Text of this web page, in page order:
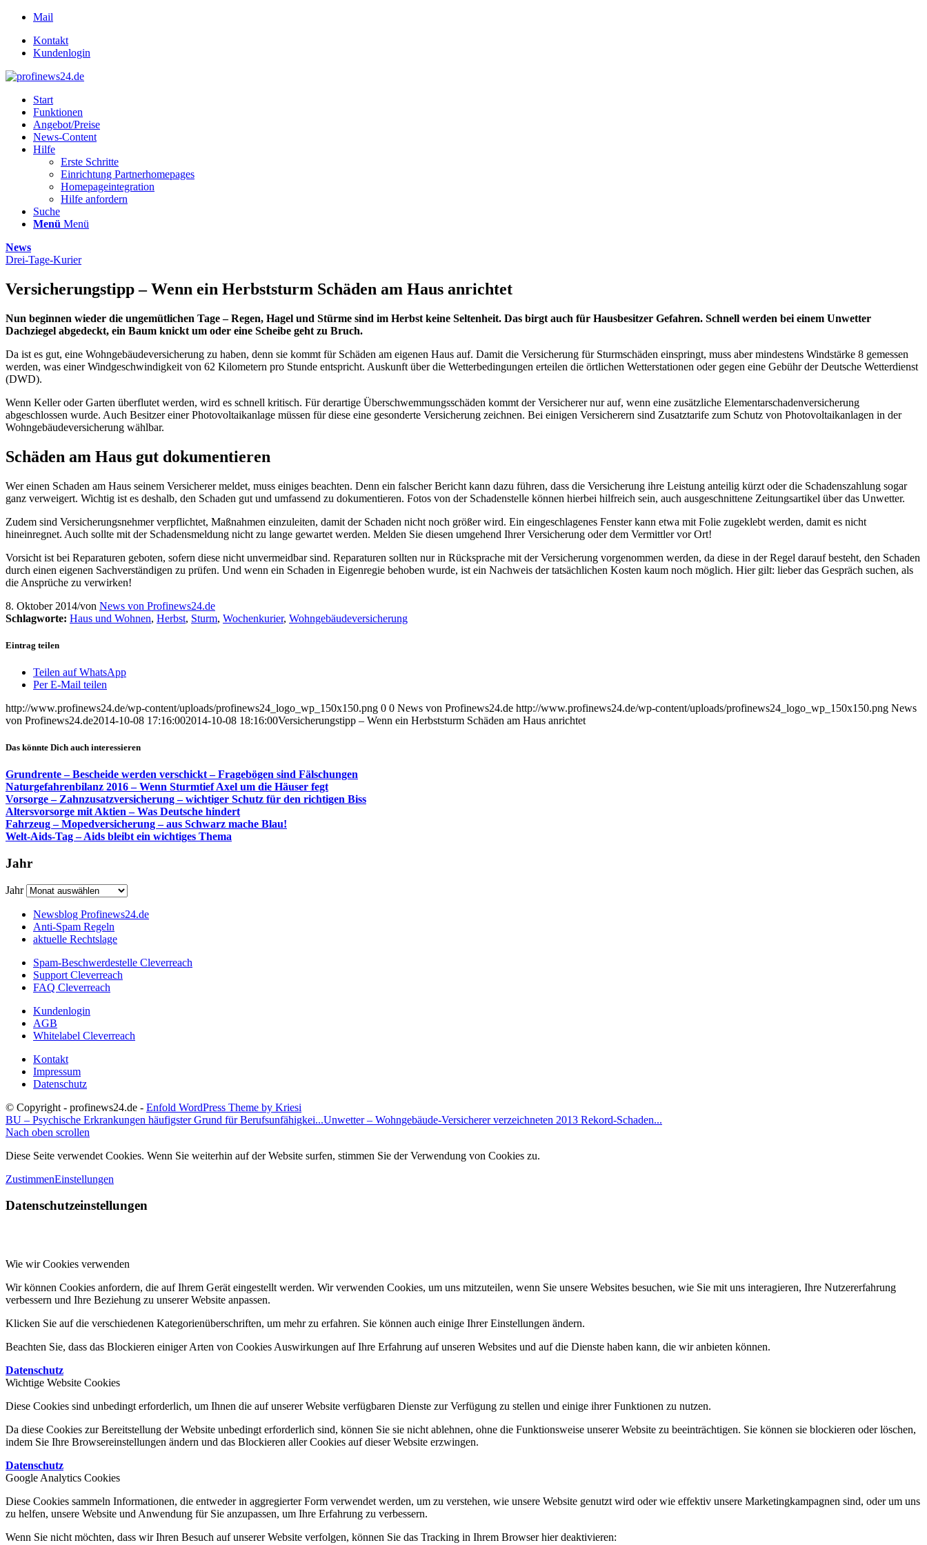
Mail
Kontakt
Kundenlogin
Start
Funktionen
Angebot/Preise
News-Content
Hilfe
Erste Schritte
Einrichtung Partnerhomepages
Homepageintegration
Hilfe anfordern
Suche
Menü Menü
News
Drei-Tage-Kurier
Versicherungstipp – Wenn ein Herbststurm Schäden am Haus anrichtet
Nun beginnen wieder die ungemütlichen Tage – Regen, Hagel und Stürme sind im Herbst keine Seltenheit. Das birgt auch für Hausbesitzer Gefahren. Schnell werden bei einem Unwetter
Dachziegel abgedeckt, ein Baum knickt um oder eine Scheibe geht zu Bruch.
Da ist es gut, eine Wohngebäudeversicherung zu haben, denn sie kommt für Schäden am eigenen Haus auf. Damit die Versicherung für Sturmschäden einspringt, muss aber mindestens Windstärke 8 gemessen
werden, was einer Windgeschwindigkeit von 62 Kilometern pro Stunde entspricht. Auskunft über die Wetterbedingungen erteilen die örtlichen Wetterstationen oder gegen eine Gebühr der Deutsche Wetterdienst
(DWD).
Wenn Keller oder Garten überflutet werden, wird es schnell kritisch. Für derartige Überschwemmungsschäden kommt der Versicherer nur auf, wenn eine zusätzliche Elementarschadenversicherung
abgeschlossen wurde. Auch Besitzer einer Photovoltaikanlage müssen für diese eine gesonderte Versicherung zeichnen. Bei einigen Versicherern sind Zusatztarife zum Schutz von Photovoltaikanlagen in der
Wohngebäudeversicherung wählbar.
Schäden am Haus gut dokumentieren
Wer einen Schaden am Haus seinem Versicherer meldet, muss einiges beachten. Denn ein falscher Bericht kann dazu führen, dass die Versicherung ihre Leistung anteilig kürzt oder die Schadenszahlung sogar
ganz verweigert. Wichtig ist es deshalb, den Schaden gut und umfassend zu dokumentieren. Fotos von der Schadenstelle können hierbei hilfreich sein, auch ausgeschnittene Zeitungsartikel über das Unwetter.
Zudem sind Versicherungsnehmer verpflichtet, Maßnahmen einzuleiten, damit der Schaden nicht noch größer wird. Ein eingeschlagenes Fenster kann etwa mit Folie zugeklebt werden, damit es nicht
hineinregnet. Auch sollte mit der Schadensmeldung nicht zu lange gewartet werden. Melden Sie diesen umgehend Ihrer Versicherung oder dem Vermittler vor Ort!
Vorsicht ist bei Reparaturen geboten, sofern diese nicht unvermeidbar sind. Reparaturen sollten nur in Rücksprache mit der Versicherung vorgenommen werden, da diese in der Regel darauf besteht, den Schaden
durch einen eigenen Sachverständigen zu prüfen. Und wenn ein Schaden in Eigenregie behoben wurde, ist ein Nachweis der tatsächlichen Kosten kaum noch möglich. Hier gilt: lieber das Gespräch suchen, als
die Ansprüche zu verwirken!
8. Oktober 2014/von News von Profinews24.de
Schlagworte: Haus und Wohnen, Herbst, Sturm, Wochenkurier, Wohngebäudeversicherung
Eintrag teilen
Teilen auf WhatsApp
Per E-Mail teilen
http://www.profinews24.de/wp-content/uploads/profinews24_logo_wp_150x150.png 0 0 News von Profinews24.de http://www.profinews24.de/wp-content/uploads/profinews24_logo_wp_150x150.png News
von Profinews24.de2014-10-08 17:16:002014-10-08 18:16:00Versicherungstipp – Wenn ein Herbststurm Schäden am Haus anrichtet
Das könnte Dich auch interessieren
Grundrente – Bescheide werden verschickt – Fragebögen sind Fälschungen
Naturgefahrenbilanz 2016 – Wenn Sturmtief Axel um die Häuser fegt
Vorsorge – Zahnzusatzversicherung – wichtiger Schutz für den richtigen Biss
Altersvorsorge mit Aktien – Was Deutsche hindert
Fahrzeug – Mopedversicherung – aus Schwarz mache Blau!
Welt-Aids-Tag – Aids bleibt ein wichtiges Thema
Jahr
Jahr
Newsblog Profinews24.de
Anti-Spam Regeln
aktuelle Rechtslage
Spam-Beschwerdestelle Cleverreach
Support Cleverreach
FAQ Cleverreach
Kundenlogin
AGB
Whitelabel Cleverreach
Kontakt
Impressum
Datenschutz
© Copyright - profinews24.de - Enfold WordPress Theme by Kriesi
BU – Psychische Erkrankungen häufigster Grund für Berufsunfähigkei...Unwetter – Wohngebäude-Versicherer verzeichneten 2013 Rekord-Schaden...
Nach oben scrollen
Diese Seite verwendet Cookies. Wenn Sie weiterhin auf der Website surfen, stimmen Sie der Verwendung von Cookies zu.
ZustimmenEinstellungen
Datenschutzeinstellungen
Wie wir Cookies verwenden
Wir können Cookies anfordern, die auf Ihrem Gerät eingestellt werden. Wir verwenden Cookies, um uns mitzuteilen, wenn Sie unsere Websites besuchen, wie Sie mit uns interagieren, Ihre Nutzererfahrung
verbessern und Ihre Beziehung zu unserer Website anpassen.
Klicken Sie auf die verschiedenen Kategorienüberschriften, um mehr zu erfahren. Sie können auch einige Ihrer Einstellungen ändern.
Beachten Sie, dass das Blockieren einiger Arten von Cookies Auswirkungen auf Ihre Erfahrung auf unseren Websites und auf die Dienste haben kann, die wir anbieten können.
Datenschutz
Wichtige Website Cookies
Diese Cookies sind unbedingt erforderlich, um Ihnen die auf unserer Website verfügbaren Dienste zur Verfügung zu stellen und einige ihrer Funktionen zu nutzen.
Da diese Cookies zur Bereitstellung der Website unbedingt erforderlich sind, können Sie sie nicht ablehnen, ohne die Funktionsweise unserer Website zu beeinträchtigen. Sie können sie blockieren oder löschen,
indem Sie Ihre Browsereinstellungen ändern und das Blockieren aller Cookies auf dieser Website erzwingen.
Datenschutz
Google Analytics Cookies
Diese Cookies sammeln Informationen, die entweder in aggregierter Form verwendet werden, um zu verstehen, wie unsere Website genutzt wird oder wie effektiv unsere Marketingkampagnen sind, oder um uns
zu helfen, unsere Website und Anwendung für Sie anzupassen, um Ihre Erfahrung zu verbessern.
Wenn Sie nicht möchten, dass wir Ihren Besuch auf unserer Website verfolgen, können Sie das Tracking in Ihrem Browser hier deaktivieren: